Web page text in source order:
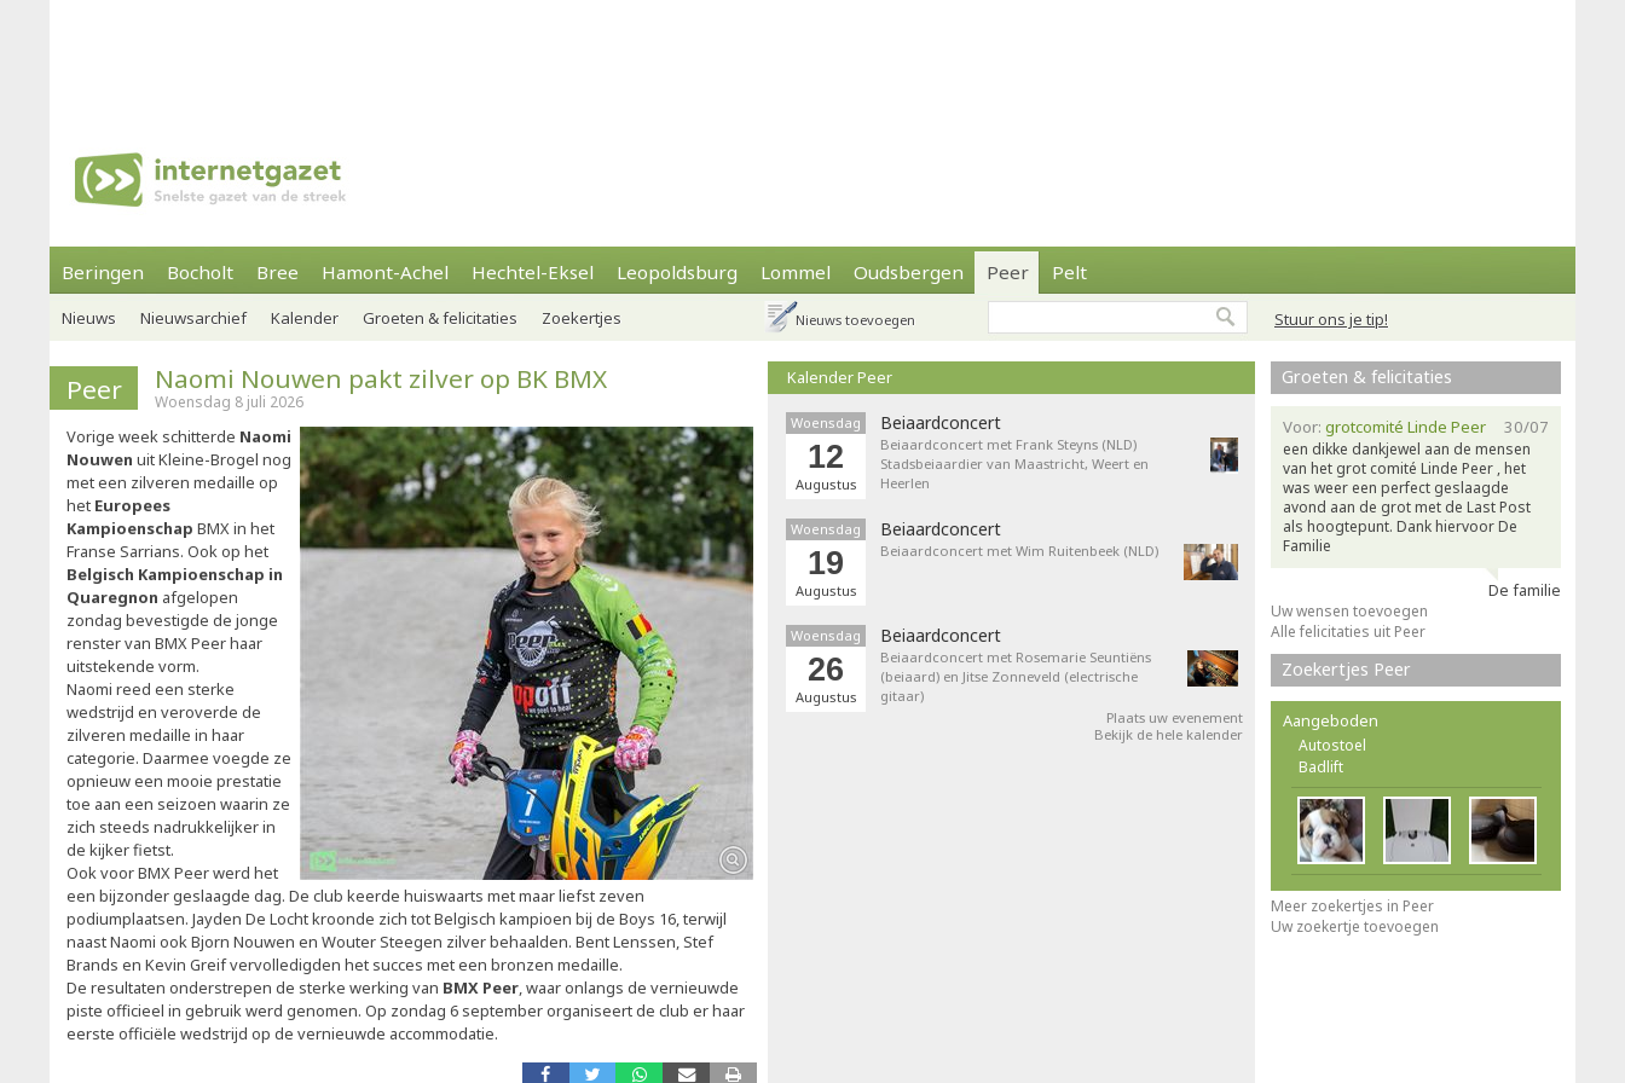
Beringen Bocholt Bree Hamont-Achel Hechtel-Eksel Leopoldsburg Lommel Oudsbergen Peer Pelt
Stuur ons je tip!
Nieuws Nieuwsarchief Kalender Groeten & felicitaties Zoekertjes Nieuws toevoegen
Peer Naomi Nouwen pakt zilver op BK BMX
Woensdag 8 juli 2026
Vorige week schitterde Naomi
Nouwen uit Kleine-Brogel nog
met een zilveren medaille op
het Europees
Kampioenschap BMX in het
Franse Sarrians. Ook op het
Belgisch Kampioenschap in
Quaregnon afgelopen
zondag bevestigde de jonge
renster van BMX Peer haar
uitstekende vorm.
Naomi reed een sterke
wedstrijd en veroverde de
zilveren medaille in haar
categorie. Daarmee voegde ze
opnieuw een mooie prestatie
toe aan een seizoen waarin ze
zich steeds nadrukkelijker in
de kijker fietst.
Ook voor BMX Peer werd het
een bijzonder geslaagde dag. De club keerde huiswaarts met maar liefst zeven
podiumplaatsen. Jayden De Locht kroonde zich tot Belgisch kampioen bij de Boys 16, terwijl
naast Naomi ook Bjorn Nouwen en Wouter Steegen zilver behaalden. Bent Lenssen, Stef
Brands en Kevin Greif vervolledigden het succes met een bronzen medaille.
De resultaten onderstrepen de sterke werking van BMX Peer, waar onlangs de vernieuwde
piste officieel in gebruik werd genomen. Op zondag 6 september organiseert de club er haar
eerste officiële wedstrijd op de vernieuwde accommodatie.
Kalender Peer
Woensdag
12
Augustus
Beiaardconcert
Beiaardconcert met Frank Steyns (NLD)
Stadsbeiaardier van Maastricht, Weert en
Heerlen
Woensdag
19
Augustus
Beiaardconcert
Beiaardconcert met Wim Ruitenbeek (NLD)
Woensdag
26
Augustus
Beiaardconcert
Beiaardconcert met Rosemarie Seuntiëns
(beiaard) en Jitse Zonneveld (electrische
gitaar)
Plaats uw evenement
Bekijk de hele kalender
Groeten & felicitaties
30/07
Voor: grotcomité Linde Peer
een dikke dankjewel aan de mensen
van het grot comité Linde Peer , het
was weer een perfect geslaagde
avond aan de grot met de Last Post
als hoogtepunt. Dank hiervoor De
Familie
De familie
Uw wensen toevoegen
Alle felicitaties uit Peer
Zoekertjes Peer
Aangeboden
Autostoel
Badlift
Meer zoekertjes in Peer
Uw zoekertje toevoegen